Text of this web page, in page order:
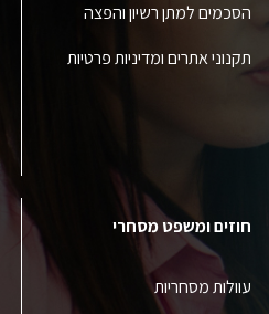
הסכמים למתן רשיון והפצה
תקנוני אתרים ומדיניות פרטיות
חוזים ומשפט מסחרי
עוולות מסחריות